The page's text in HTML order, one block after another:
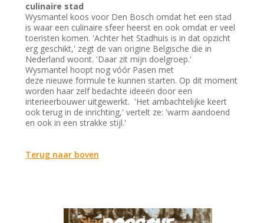
culinaire stad
Wysmantel koos voor Den Bosch omdat het een stad
is waar een culinaire sfeer heerst en ook omdat er veel
toeristen komen. 'Achter het Stadhuis is in dat opzicht
erg geschikt,' zegt de van origine Belgische die in
Nederland woont. 'Daar zit mijn doelgroep.'
Wysmantel hoopt nog vóór Pasen met
deze nieuwe formule te kunnen starten. Op dit moment
worden haar zelf bedachte ideeën door een
interieerbouwer uitgewerkt. 'Het ambachtelijke keert
ook terug in de inrichting,' vertelt ze: 'warm aandoend
en ook in een strakke stijl.'
Terug naar boven